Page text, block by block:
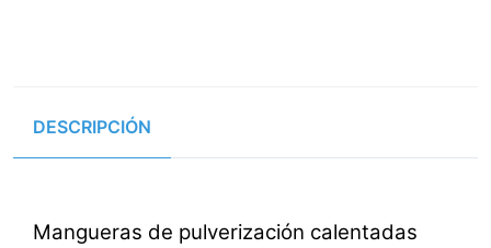
DESCRIPCIÓN
Mangueras de pulverización calentadas